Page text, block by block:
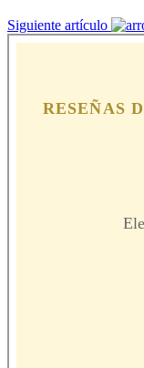
Siguiente artículo